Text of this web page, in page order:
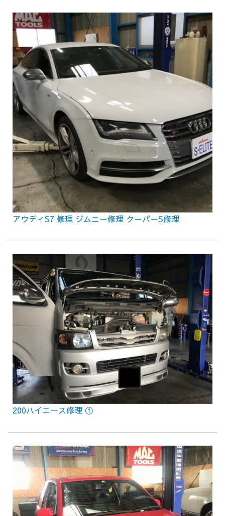
アウディS7 修理 ジムニー修理 クーパーS修理
200ハイエース修理 ①